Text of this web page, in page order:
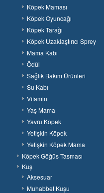
Köpek Maması
Köpek Oyuncağı
Köpek Tarağı
Köpek Uzaklaştırıcı Sprey
Mama Kabı
Ödül
Sağlık Bakım Ürünleri
Su Kabı
Vitamin
Yaş Mama
Yavru Köpek
Yetişkin Köpek
Yetişkin Köpek Mama
Köpek Göğüs Tasması
Kuş
Aksesuar
Muhabbet Kuşu